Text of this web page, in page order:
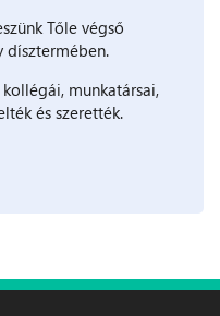
Tőle végső
dísztermében.
munkatársai,
és szerették.